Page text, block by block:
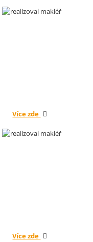
Více zde
Více zde